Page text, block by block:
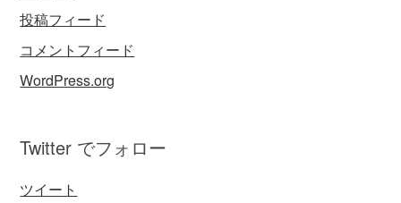
投稿フィード
コメントフィード
WordPress.org
Twitter でフォロー
ツイート